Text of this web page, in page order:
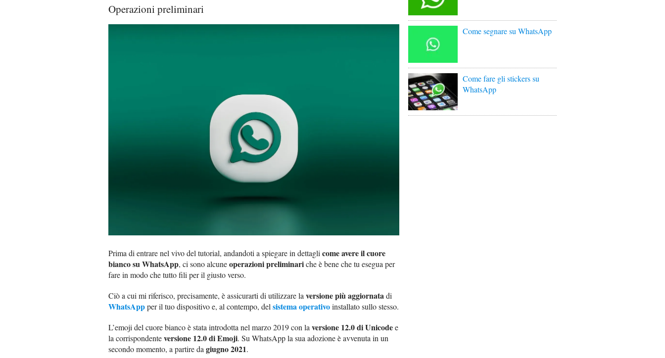
Operazioni preliminari
Prima di entrare nel vivo del tutorial, andandoti a spiegare in dettagli come avere il cuore
bianco su WhatsApp, ci sono alcuneoperazioni preliminariche è bene che tu esegua per
fare in modo che tutto fili per il giusto verso.
Ciò a cui mi riferisco, precisamente, è assicurarti di utilizzare la versione più aggiornatadi
WhatsAppper il tuo dispositivo e, al contempo, del sistema operativoinstallato sullo stesso.
L’emoji del cuore bianco è stata introdotta nel marzo 2019 con la versione 12.0 di Unicodee
la corrispondenteversione 12.0 di Emoji. Su WhatsApp la sua adozione è avvenuta in un
secondo momento, a partire da giugno 2021.
Come segnare su WhatsApp
Come fare gli stickers su
WhatsApp